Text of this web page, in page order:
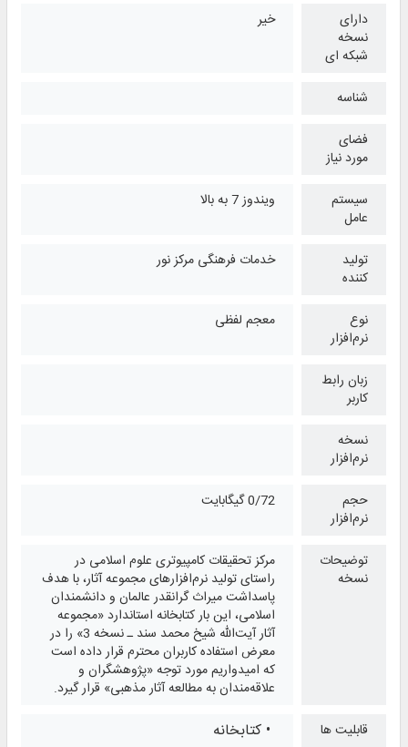
دارای
نسخه
شبکه ای
خیر
شناسه
فضای
مورد نیاز
سیستم
عامل
ویندوز 7 به بالا
تولید
کننده
خدمات فرهنگی مرکز نور
نوع
نرم‌افزار
معجم لفظی
زبان رابط
کاربر
نسخه
نرم‌افزار
حجم
نرم‌افزار
0/72 گیگابایت
توضیحات
نسخه
مرکز تحقیقات کامپیوتری علوم اسلامی در
راستای تولید نرم‌افزارهای مجموعه آثار، با هدف
پاسداشت میراث گرانقدر عالمان و دانشمندان
اسلامی، این بار کتابخانه استاندارد «مجموعه
آثار آیت‌الله شیخ محمد سند ـ نسخه 3» را در
معرض استفاده کاربران محترم قرار داده است
که امیدواریم مورد توجه «پژوهشگران و
علاقه‌مندان به مطالعه آثار مذهبی» قرار گیرد.
قابلیت ها
• کتابخانه